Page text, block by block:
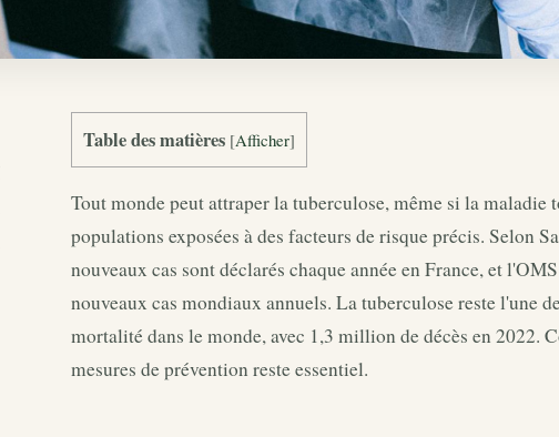
Table des matières [Afficher]
Tout monde peut attraper la tuberculose, même si la maladie
populations exposées à des facteurs de risque précis. Selon
nouveaux cas sont déclarés chaque année en France, et
nouveaux cas mondiaux annuels. La tuberculose reste l'une
mortalité dans le monde, avec 1,3 million de décès en 2022.
mesures de prévention reste essentiel.